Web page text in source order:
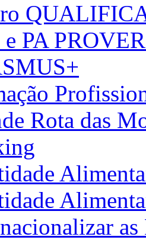
PA
Rota das